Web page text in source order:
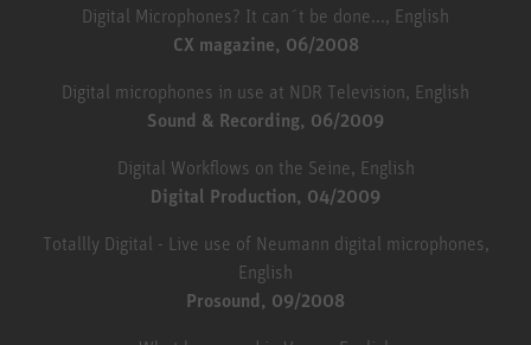
Digital Microphones? It can´t be done..., English
CX magazine, 06/2008
Digital microphones in use at NDR Television, English
Sound & Recording, 06/2009
Digital Workflows on the Seine, English
Digital Production, 04/2009
Totallly Digital - Live use of Neumann digital microphones,
English
Prosound, 09/2008